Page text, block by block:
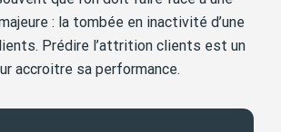
: la tombée en inactivité d’une
Prédire l’attrition clients est un
accroitre sa performance.